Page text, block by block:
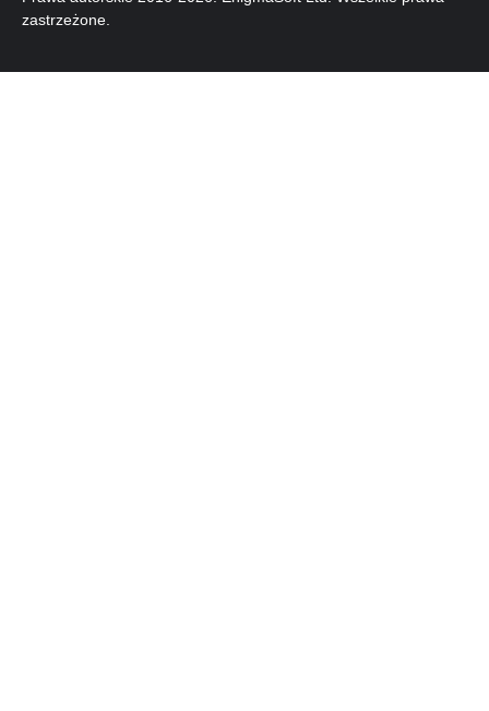
zastrzeżone.